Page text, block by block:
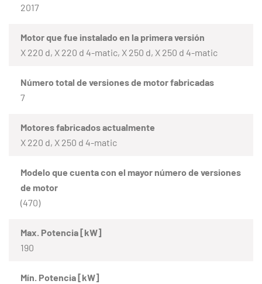
2017
Motor que fue instalado en la primera versión
X 220 d, X 220 d 4-matic, X 250 d, X 250 d 4-matic
Número total de versiones de motor fabricadas
7
Motores fabricados actualmente
X 220 d, X 250 d 4-matic
Modelo que cuenta con el mayor número de versiones
de motor
(470)
Max. Potencia [kW]
190
Mín. Potencia [kW]